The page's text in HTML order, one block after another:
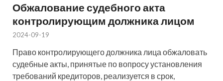
Обжалование судебного акта
контролирующим должника лицом
2024-09-19
Право контролирующего должника лица обжаловать
судебные акты, принятые по вопросу установления
требований кредиторов, реализуется в срок,